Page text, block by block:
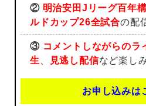
② 明治安田Jリーグ百年
ルドカップ26全試合の配
③ コメントしながらのラ
生
見逃し配信など楽し
お申し込みは